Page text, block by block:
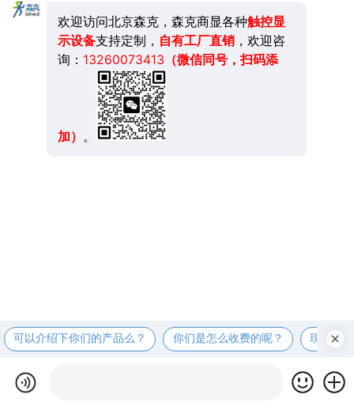
欢迎访问北京森克，森克商显各种触控显
示设备支持定制， 自有工厂直销，欢迎咨
询： 13260073413 （微信同号，扫码添
加） 。
可以介绍下你们的产品么？ 你们是怎么收费的呢？ 现在有